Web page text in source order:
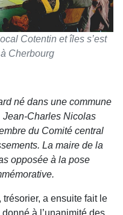
Cotentin et îles s’est
Cherbourg
né dans une commune
Jean-Charles Nicolas
du Comité central
La maire de la
opposée à la pose
.
a ensuite fait le
à l’unanimité des